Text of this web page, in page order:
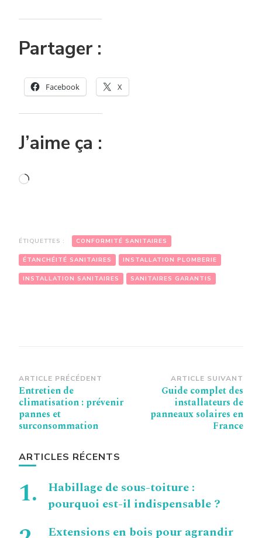
Partager :
Facebook X
J’aime ça :
Chargement…
ÉTIQUETTES : CONFORMITÉ SANITAIRES
ÉTANCHÉITÉ SANITAIRES INSTALLATION PLOMBERIE
INSTALLATION SANITAIRES SANITAIRES GARANTIS
Navigation
d’article
ARTICLE PRÉCÉDENT
Entretien de
climatisation : prévenir
pannes et
surconsommation
ARTICLE SUIVANT
Guide complet des
installateurs de
panneaux solaires en
France
ARTICLES RÉCENTS
Habillage de sous-toiture :
pourquoi est-il indispensable ?
Extensions en bois pour agrandir